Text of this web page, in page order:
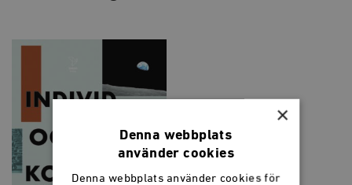
×
Denna webbplats
använder cookies
Denna webbplats använder cookies för